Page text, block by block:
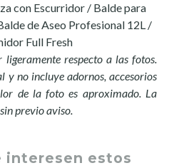
con Escurridor / Balde para
de Aseo Profesional 12L /
Full Fresh
respecto a las fotos.
y no incluye adornos, accesorios
de la foto es aproximado. La
previo aviso.
interesen estos